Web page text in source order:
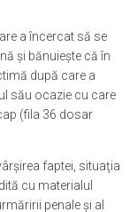
a încercat să se
şi bănuieşte că în
după care a
său ocazie cu care
(fila 36 dosar
faptei, situaţia
cu materialul
penale şi al